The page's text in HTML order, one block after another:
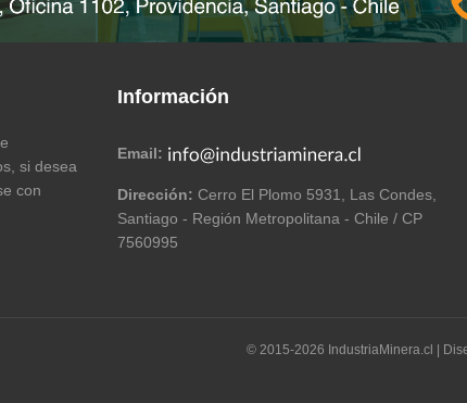
si desea
con
Información
Email:
Dirección: Cerro El Plomo 5931, Las Condes,
Santiago - Región Metropolitana - Chile / CP
7560995
© 2015-2026 IndustriaMinera.cl |